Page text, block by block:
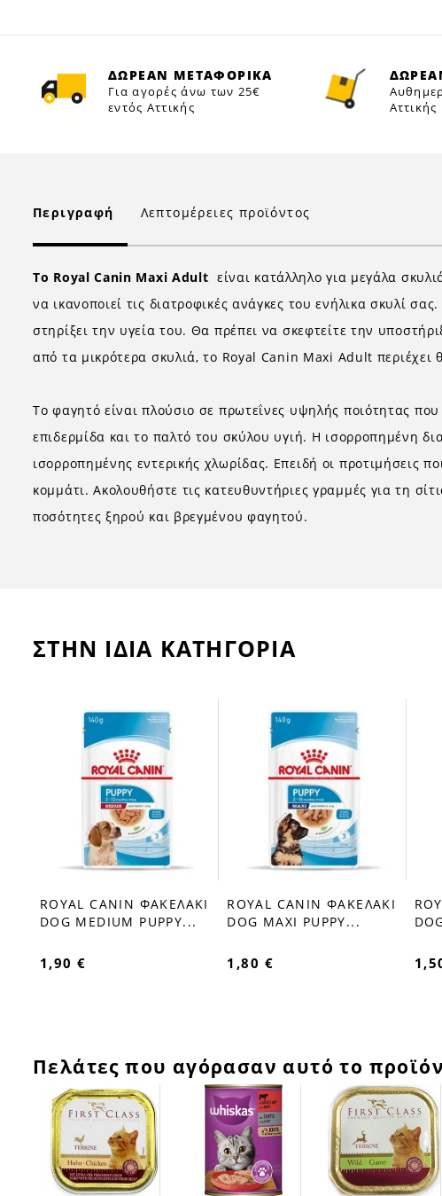
ΔΩΡΕΑΝ ΜΕΤΑΦΟΡΙΚΑ
Για αγορές άνω των 25€
εντός Αττικής
Αττικής
Περιγραφή Λεπτομέρειες προϊόντος
Το Royal Canin Maxi Adult είναι κατάλληλο για μεγάλα
να ικανοποιεί τις διατροφικές ανάγκες του ενήλικα σκυλί
στηρίξει την υγεία του. Θα πρέπει να σκεφτείτε την
από τα μικρότερα σκυλιά, το Royal Canin Maxi Adult
Το φαγητό είναι πλούσιο σε πρωτεΐνες υψηλής ποιότητας
επιδερμίδα και το παλτό του σκύλου υγιή. Η ισορροπημένη
ισορροπημένης εντερικής χλωρίδας. Επειδή οι προτιμήσεις
κομμάτι. Ακολουθήστε τις κατευθυντήριες γραμμές για τη
ποσότητες ξηρού και βρεγμένου φαγητού.
ΣΤΗΝ ΙΔΙΑ ΚΑΤΗΓΟΡΙΑ
favorite_border
ROYAL CANIN ΦΑΚΕΛΑΚΙ
DOG MEDIUM PUPPY...
1,90 €
favorite_border
ROYAL CANIN ΦΑΚΕΛΑΚΙ
DOG MAXI PUPPY...
1,80 €
Πελάτες που αγόρασαν αυτό το